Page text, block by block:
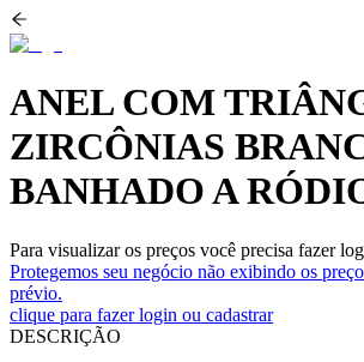
ANEL COM
ZIRCÔNIAS
BANHADO A
Para visualizar os preços você precisa fazer
Protegemos seu negócio não exibindo os
prévio.
clique para fazer login ou cadastrar
DESCRIÇÃO